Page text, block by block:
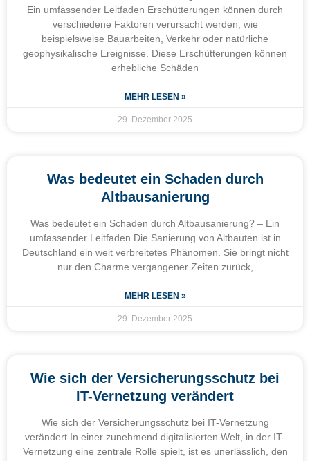
Ein umfassender Leitfaden Erschütterungen können durch
verschiedene Faktoren verursacht werden, wie
beispielsweise Bauarbeiten, Verkehr oder natürliche
geophysikalische Ereignisse. Diese Erschütterungen können
erhebliche Schäden
MEHR LESEN »
29. Dezember 2025
Was bedeutet ein Schaden durch
Altbausanierung
Was bedeutet ein Schaden durch Altbausanierung? – Ein
umfassender Leitfaden Die Sanierung von Altbauten ist in
Deutschland ein weit verbreitetes Phänomen. Sie bringt nicht
nur den Charme vergangener Zeiten zurück,
MEHR LESEN »
29. Dezember 2025
Wie sich der Versicherungsschutz bei
IT-Vernetzung verändert
Wie sich der Versicherungsschutz bei IT-Vernetzung
verändert In einer zunehmend digitalisierten Welt, in der IT-
Vernetzung eine zentrale Rolle spielt, ist es unerlässlich, den